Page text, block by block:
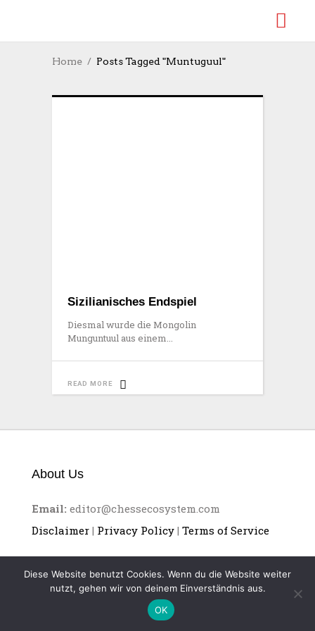
Home Posts Tagged "Muntuguul"
Sizilianisches Endspiel
Diesmal wurde die Mongolin
Munguntuul aus einem
READ MORE
About Us
Email: editor@chessecosystem.com
Disclaimer | Privacy Policy | Terms of Service
CHESS ECOSYSTEM
Diese Website benutzt Cookies. Wenn du die Website weiter
nutzt, gehen wir von deinem Einverständnis aus.
OK